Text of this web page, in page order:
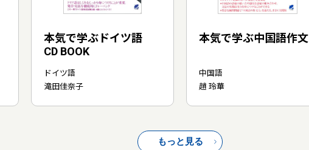
本気で学ぶドイツ語
CD BOOK
ドイツ語
滝田佳奈子
本気で学ぶ中国語作文
中国語
趙 玲華
もっと見る